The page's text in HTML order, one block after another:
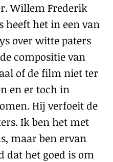
Willem Frederik
heeft het in een van
over witte paters
compositie van
of de film niet ter
en er toch in
Hij verfoeit de
Ik ben het met
maar ben ervan
dat het goed is om